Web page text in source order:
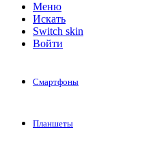
Меню
Искать
Switch skin
Войти
Смартфоны
Планшеты